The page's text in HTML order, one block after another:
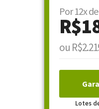
Por 12x de
ou
Lotes